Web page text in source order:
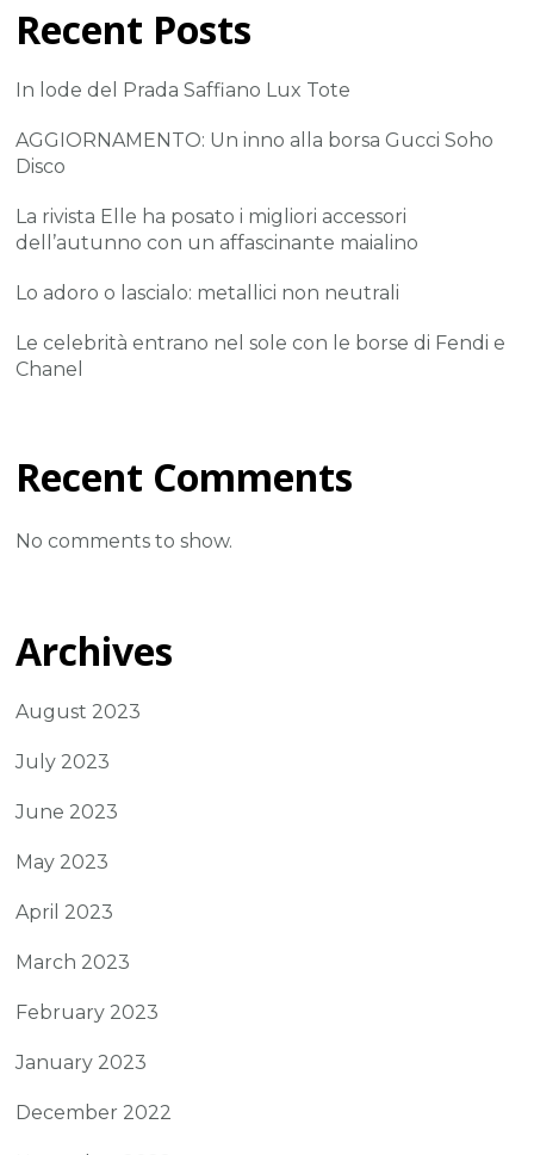
Recent Posts
In lode del Prada Saffiano Lux Tote
AGGIORNAMENTO: Un inno alla borsa Gucci Soho
Disco
La rivista Elle ha posato i migliori accessori
dell’autunno con un affascinante maialino
Lo adoro o lascialo: metallici non neutrali
Le celebrità entrano nel sole con le borse di Fendi e
Chanel
Recent Comments
No comments to show.
Archives
August 2023
July 2023
June 2023
May 2023
April 2023
March 2023
February 2023
January 2023
December 2022